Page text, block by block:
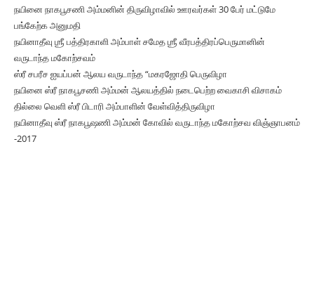
நயினை நாகபூசணி அம்மனின் திருவிழாவில் ஊரவர்கள் 30 பேர் மட்டுமே
பங்கேற்க அனுமதி
நயினாதீவு ஶ்ரீ பத்திரகாளி அம்பாள் சமேத ஶ்ரீ வீரபத்திரப்பெருமானின்
வருடாந்த மகோற்சவம்
ஸ்ரீ சபரீச ஐயப்பன் ஆலய வருடாந்த “மகரஜோதி பெருவிழா
நயினை ஸ்ரீ நாகபூசணி அம்மன் ஆலயத்தில் நடைபெற்ற வைகாசி விசாகம்
தில்லை வெளி ஸ்ரீ பிடாரி அம்பாளின் வேள்வித்திருவிழா
நயினாதீவு ஸ்ரீ நாகபூஷணி அம்மன் கோவில் வருடாந்த மகோற்சவ விஞ்ஞாபனம்
-2017